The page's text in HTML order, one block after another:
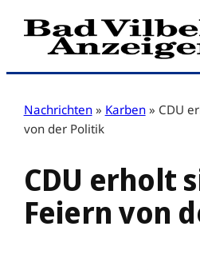
Zum
Inhalt
Nachrichten » Karben » CDU
von der Politik
CDU erholt
Feiern von